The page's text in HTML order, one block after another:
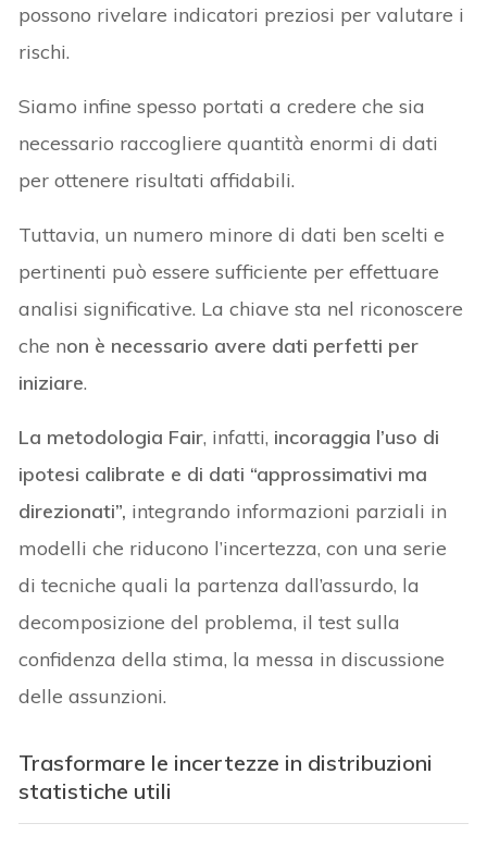
possono rivelare indicatori preziosi per valutare i
rischi.
Siamo infine spesso portati a credere che sia
necessario raccogliere quantità enormi di dati
per ottenere risultati affidabili.
Tuttavia, un numero minore di dati ben scelti e
pertinenti può essere sufficiente per effettuare
analisi significative. La chiave sta nel riconoscere
che non è necessario avere dati perfetti per
iniziare.
La metodologia Fair, infatti, incoraggia l’uso di
ipotesi calibrate e di dati “approssimativi ma
direzionati”, integrando informazioni parziali in
modelli che riducono l’incertezza, con una serie
di tecniche quali la partenza dall’assurdo, la
decomposizione del problema, il test sulla
confidenza della stima, la messa in discussione
delle assunzioni.
Trasformare le incertezze in distribuzioni
statistiche utili